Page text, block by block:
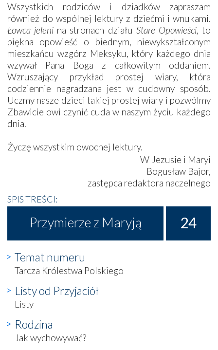
Wszystkich rodziców i dziadków zapraszam
również do wspólnej lektury z dziećmi i wnukami.
Łowca jeleni na stronach działu Stare Opowieści, to
piękna opowieść o biednym, niewykształconym
mieszkańcu wzgórz Meksyku, który każdego dnia
wzywał Pana Boga z całkowitym oddaniem.
Wzruszający przykład prostej wiary, która
codziennie nagradzana jest w cudowny sposób.
Uczmy nasze dzieci takiej prostej wiary i pozwólmy
Zbawicielowi czynić cuda w naszym życiu każdego
dnia.
Życzę wszystkim owocnej lektury.
W Jezusie i Maryi
Bogusław Bajor,
zastępca redaktora naczelnego
SPIS TREŚCI:
Przymierze z Maryją 24
Temat numeru
Tarcza Królestwa Polskiego
Listy od Przyjaciół
Listy
Rodzina
Jak wychowywać?